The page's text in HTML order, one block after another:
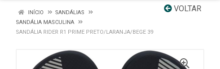
VOLTAR
INÍCIO
SANDÁLIAS
SANDÁLIA MASCULINA
SANDÁLIA RIDER R1 PRIME PRETO/LARANJA/BEGE 39